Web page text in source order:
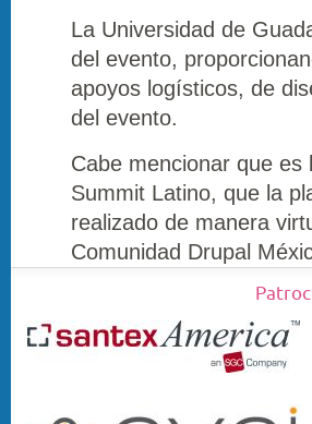
La Universidad de
del evento,
apoyos logísticos, de
del evento.
Cabe mencionar que
Summit Latino, que la
realizado de manera
Comunidad Drupal